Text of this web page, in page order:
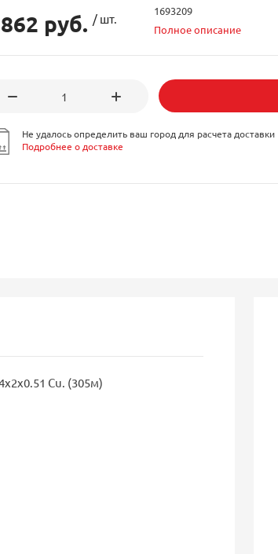
руб. / шт.
1693209
Полное описание
Не удалось определить ваш город для расчета доставки
Подробнее о доставке
Cu. (305м)